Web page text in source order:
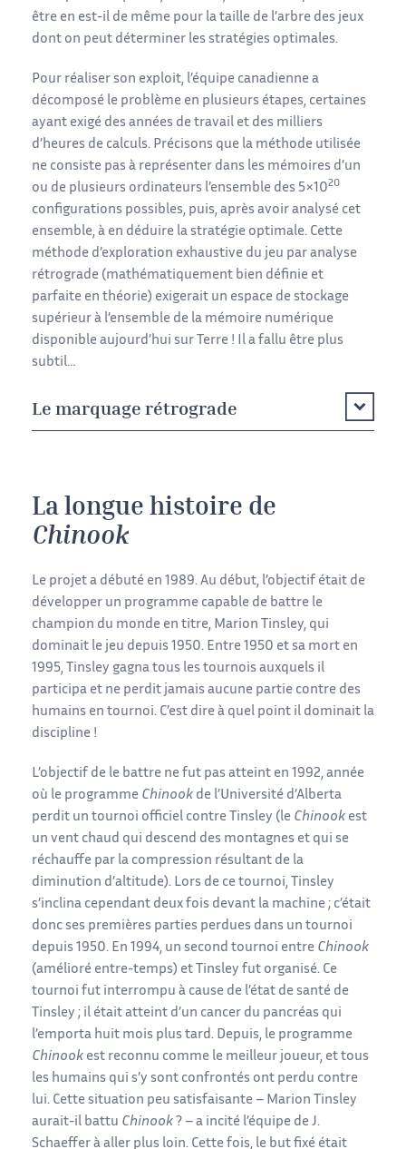
être en est-il de même pour la taille de l’arbre des jeux
dont on peut déterminer les stratégies optimales.
Pour réaliser son exploit, l’équipe canadienne a
décomposé le problème en plusieurs étapes, certaines
ayant exigé des années de travail et des milliers
d’heures de calculs. Précisons que la méthode utilisée
ne consiste pas à représenter dans les mémoires d’un
ou de plusieurs ordinateurs l’ensemble des 5×1020
configurations possibles, puis, après avoir analysé cet
ensemble, à en déduire la stratégie optimale. Cette
méthode d’exploration exhaustive du jeu par analyse
rétrograde (mathématiquement bien définie et
parfaite en théorie) exigerait un espace de stockage
supérieur à l’ensemble de la mémoire numérique
disponible aujourd’hui sur Terre ! Il a fallu être plus
subtil…
Le marquage rétrograde
La longue histoire de
Chinook
Le projet a débuté en 1989. Au début, l’objectif était de
développer un programme capable de battre le
champion du monde en titre, Marion Tinsley, qui
dominait le jeu depuis 1950. Entre 1950 et sa mort en
1995, Tinsley gagna tous les tournois auxquels il
participa et ne perdit jamais aucune partie contre des
humains en tournoi. C’est dire à quel point il dominait la
discipline !
L’objectif de le battre ne fut pas atteint en 1992, année
où le programme Chinook de l’Université d’Alberta
perdit un tournoi officiel contre Tinsley (le Chinook est
un vent chaud qui descend des montagnes et qui se
réchauffe par la compression résultant de la
diminution d’altitude). Lors de ce tournoi, Tinsley
s’inclina cependant deux fois devant la machine ; c’était
donc ses premières parties perdues dans un tournoi
depuis 1950. En 1994, un second tournoi entre Chinook
(amélioré entre-temps) et Tinsley fut organisé. Ce
tournoi fut interrompu à cause de l’état de santé de
Tinsley ; il était atteint d’un cancer du pancréas qui
l’emporta huit mois plus tard. Depuis, le programme
Chinook est reconnu comme le meilleur joueur, et tous
les humains qui s’y sont confrontés ont perdu contre
lui. Cette situation peu satisfaisante – Marion Tinsley
aurait-il battu Chinook ? – a incité l’équipe de J.
Schaeffer à aller plus loin. Cette fois, le but fixé était